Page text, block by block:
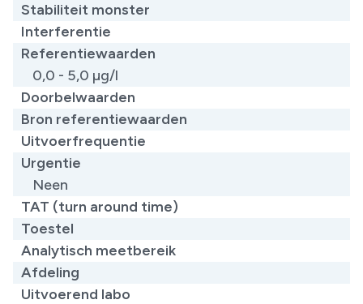
Stabiliteit monster
Interferentie
Referentiewaarden
0,0 - 5,0 µg/l
Doorbelwaarden
Bron referentiewaarden
Uitvoerfrequentie
Urgentie
Neen
TAT (turn around time)
Toestel
Analytisch meetbereik
Afdeling
Uitvoerend labo